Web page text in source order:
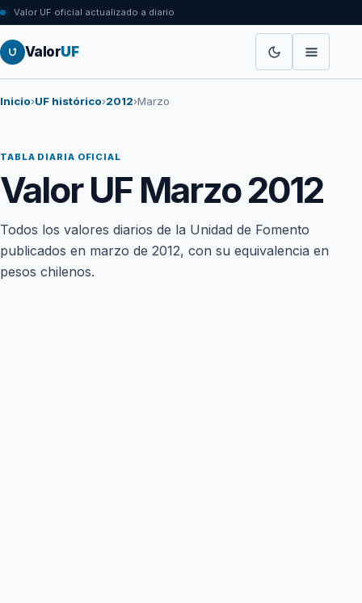
Valor UF oficial actualizado a diario
ValorUF
Inicio›UF histórico›2012›Marzo
TABLA DIARIA OFICIAL
Valor UF Marzo 2012
Todos los valores diarios de la Unidad de Fomento
publicados en marzo de 2012, con su equivalencia en
pesos chilenos.